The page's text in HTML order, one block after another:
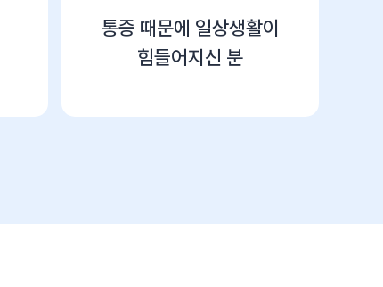
통증 때문에 일상생활이
힘들어지신 분